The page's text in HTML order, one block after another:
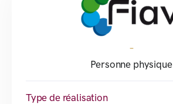
-
Personne physique
Type de réalisation